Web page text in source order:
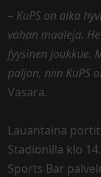
– KuPS on aika
vähän maaleja.
fyysinen joukkue.
paljon, niin KuPS
Vasara.
Lauantaina
Stadionilla klo
Sports Bar